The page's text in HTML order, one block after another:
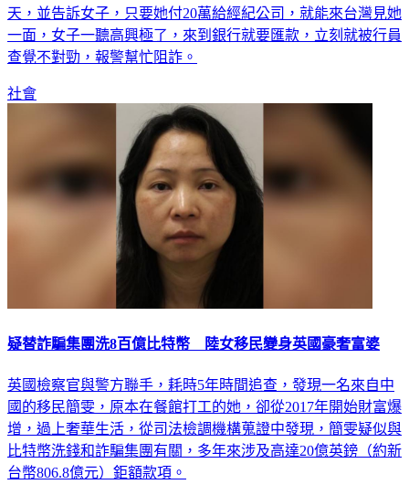
天，並告訴女子，只要她付20萬給經紀公司，就能來台灣見她
一面，女子一聽高興極了，來到銀行就要匯款，立刻就被行員
查覺不對勁，報警幫忙阻詐。
社會
疑替詐騙集團洗8百億比特幣 陸女移民變身英國豪奢富婆
英國檢察官與警方聯手，耗時5年時間追查，發現一名來自中
國的移民簡雯，原本在餐館打工的她，卻從2017年開始財富爆
增，過上奢華生活，從司法檢調機構蒐證中發現，簡雯疑似與
比特幣洗錢和詐騙集團有關，多年來涉及高達20億英鎊（約新
台幣806.8億元）鉅額款項。